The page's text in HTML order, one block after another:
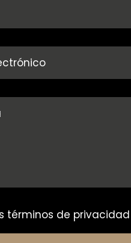
términos de privacidad